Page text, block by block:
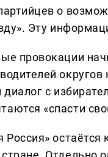
о
Эту
провокации
диалог с
«спасти
Россия»